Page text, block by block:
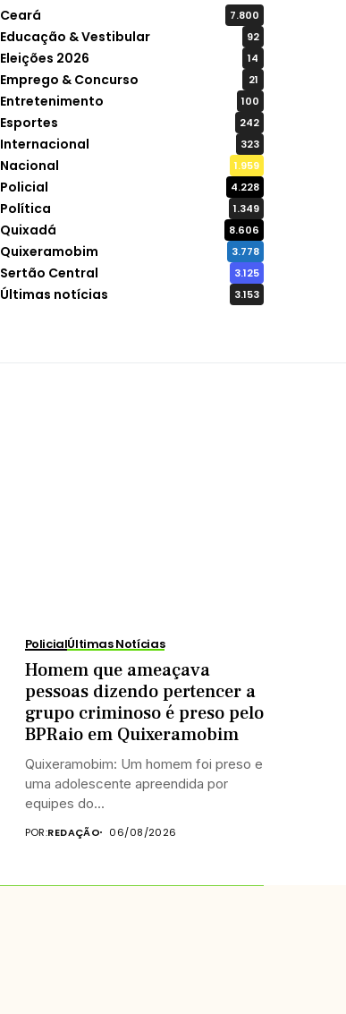
Ceará 7.800
Educação & Vestibular 92
Eleições 2026 14
Emprego & Concurso 21
Entretenimento 100
Esportes 242
Internacional 323
Nacional 1.959
Policial 4.228
Política 1.349
Quixadá 8.606
Quixeramobim 3.778
Sertão Central 3.125
Últimas notícias 3.153
PolicialÚltimas Notícias
Homem que ameaçava
pessoas dizendo pertencer a
grupo criminoso é preso pelo
BPRaio em Quixeramobim
Quixeramobim: Um homem foi preso e
uma adolescente apreendida por
equipes do...
POR:REDAÇÃO 06/08/2026